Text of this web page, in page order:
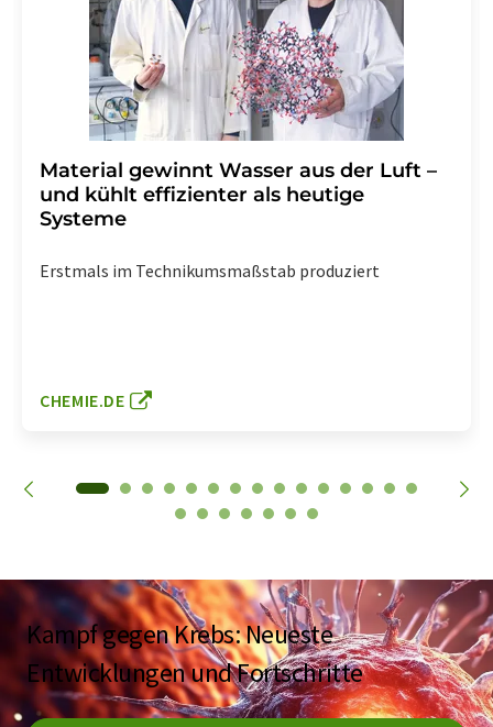
Material gewinnt Wasser aus der Luft –
und kühlt effizienter als heutige
Systeme
Erstmals im Technikumsmaßstab produziert
CHEMIE.DE
Kampf gegen Krebs: Neueste
Entwicklungen und Fortschritte